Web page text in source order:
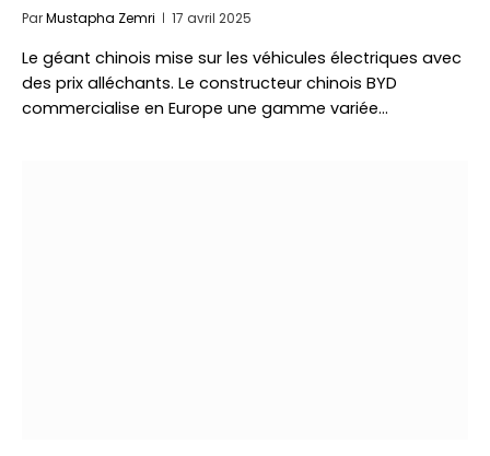
ParMustapha Zemri 17 avril 2025
Le géant chinois mise sur les véhicules électriques avec
des prix alléchants. Le constructeur chinois BYD
commercialise en Europe une gamme variée…